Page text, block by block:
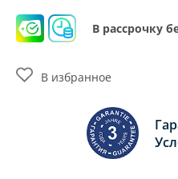
В рассрочку
В избранное